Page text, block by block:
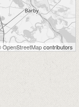
OpenStreetMapcontributors